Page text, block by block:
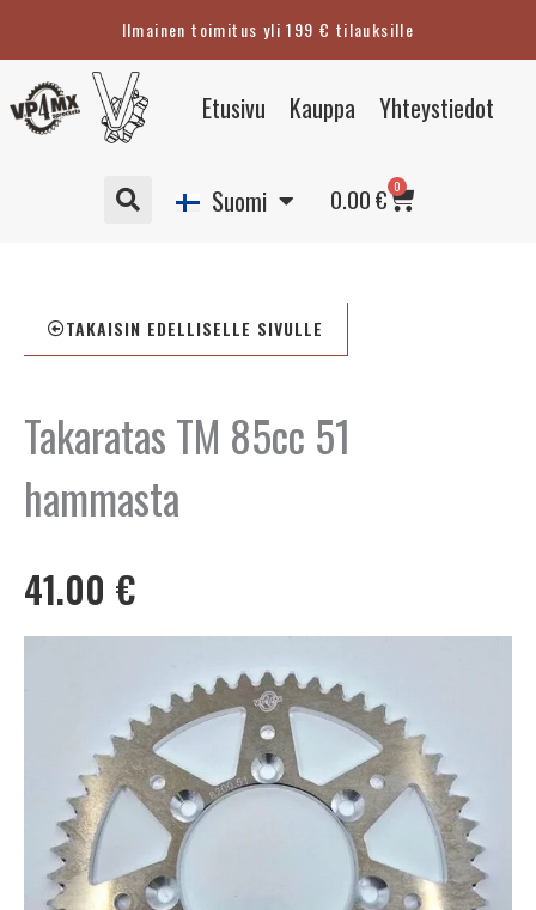
Ilmainen toimitus yli 199 € tilauksille
Etusivu Kauppa Yhteystiedot
Suomi
English
Deutsch
0.00€ 0
Cart
TAKAISIN EDELLISELLE SIVULLE
Takaratas TM 85cc 51
hammasta
41.00 €